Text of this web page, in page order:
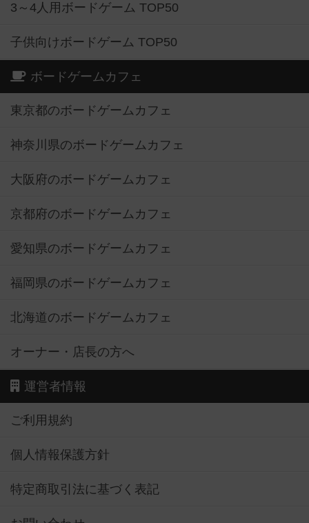
3～4人用ボードゲーム TOP50
子供向けボードゲーム TOP50
ボードゲームカフェ
東京都のボードゲームカフェ
神奈川県のボードゲームカフェ
大阪府のボードゲームカフェ
京都府のボードゲームカフェ
愛知県のボードゲームカフェ
福岡県のボードゲームカフェ
北海道のボードゲームカフェ
オーナー・店長の方へ
運営者情報
ご利用規約
個人情報保護方針
特定商取引法に基づく表記